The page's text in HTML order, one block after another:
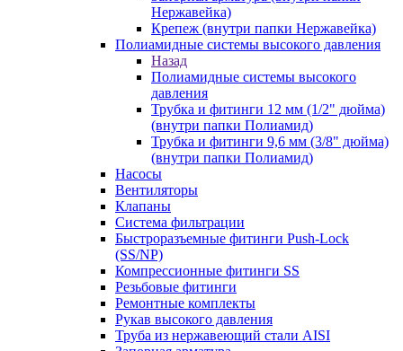
Нержавейка)
Крепеж (внутри папки Нержавейка)
Полиамидные системы высокого давления
Назад
Полиамидные системы высокого
давления
Трубка и фитинги 12 мм (1/2" дюйма)
(внутри папки Полиамид)
Трубка и фитинги 9,6 мм (3/8" дюйма)
(внутри папки Полиамид)
Насосы
Вентиляторы
Клапаны
Система фильтрации
Быстроразъемные фитинги Push-Lock
(SS/NP)
Компрессионные фитинги SS
Резьбовые фитинги
Ремонтные комплекты
Рукав высокого давления
Труба из нержавеющий стали AISI